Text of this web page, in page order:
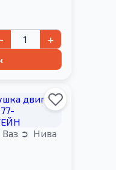
+
Ваз
Нива